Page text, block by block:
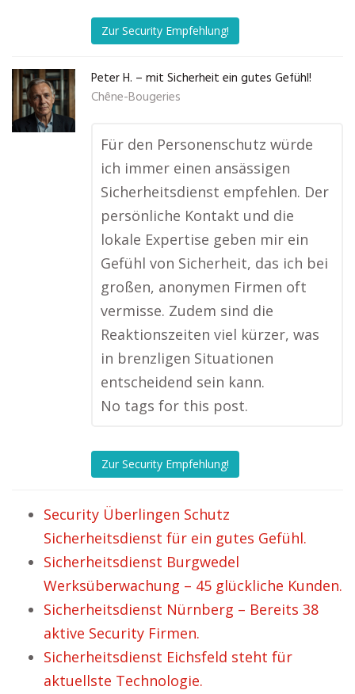
Zur Security Empfehlung!
Peter H. – mit Sicherheit ein gutes Gefühl!
Chêne-Bougeries
Für den Personenschutz würde
ich immer einen ansässigen
Sicherheitsdienst empfehlen. Der
persönliche Kontakt und die
lokale Expertise geben mir ein
Gefühl von Sicherheit, das ich bei
großen, anonymen Firmen oft
vermisse. Zudem sind die
Reaktionszeiten viel kürzer, was
in brenzligen Situationen
entscheidend sein kann.
No tags for this post.
Zur Security Empfehlung!
Security Überlingen Schutz
Sicherheitsdienst für ein gutes Gefühl.
Sicherheitsdienst Burgwedel
Werksüberwachung – 45 glückliche Kunden.
Sicherheitsdienst Nürnberg – Bereits 38
aktive Security Firmen.
Sicherheitsdienst Eichsfeld steht für
aktuellste Technologie.